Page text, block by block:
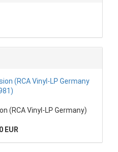
(RCA Vinyl-LP Germany)
EUR